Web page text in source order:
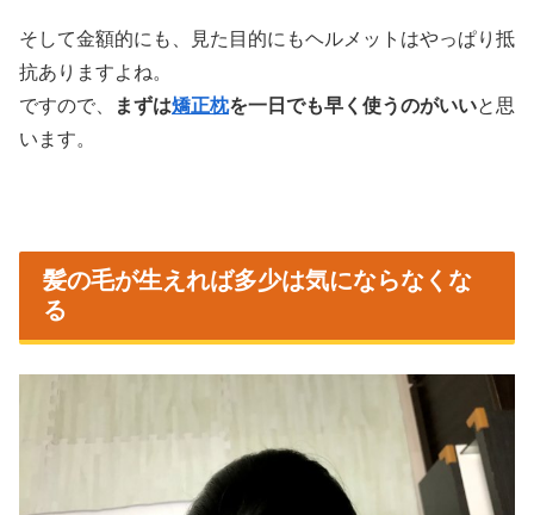
そして金額的にも、見た目的にもヘルメットはやっぱり抵
抗ありますよね。
ですので、
まずは矯正枕を一日でも早く使うのがいいと思
います。
髪の毛が生えれば多少は気にならなくな
る